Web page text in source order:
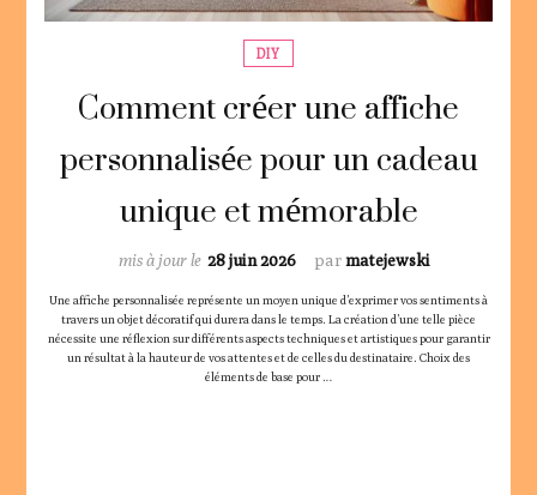
DIY
Comment créer une affiche
personnalisée pour un cadeau
unique et mémorable
parmatejewski
mis à jour le 28 juin 2026
Une affiche personnalisée représente un moyen unique d’exprimer vos sentiments à
travers un objet décoratif qui durera dans le temps. La création d’une telle pièce
nécessite une réflexion sur différents aspects techniques et artistiques pour garantir
un résultat à la hauteur de vos attentes et de celles du destinataire. Choix des
éléments de base pour …